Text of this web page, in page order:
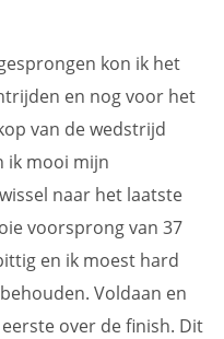
kon ik het
en nog voor het
van de wedstrijd
ik mooi mijn
naar het laatste
voorsprong van 37
en ik moest hard
Voldaan en
over de finish. Dit